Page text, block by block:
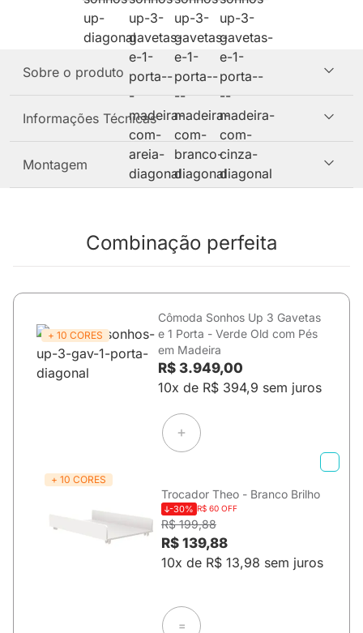
Sobre o produto
Informações Técnicas
Montagem
Combinação perfeita
+ 10 CORES
Cômoda Sonhos Up 3 Gavetas
e 1 Porta - Verde Old com Pés
em Madeira
R$ 3.949,00
10x de R$ 394,9 sem juros
+ 10 CORES
Trocador Theo - Branco Brilho
-30% R$ 60 OFF
R$ 199,88
R$ 139,88
10x de R$ 13,98 sem juros
=